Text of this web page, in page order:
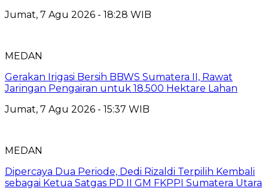
Jumat, 7 Agu 2026 - 18:28 WIB
MEDAN
Gerakan Irigasi Bersih BBWS Sumatera II, Rawat
Jaringan Pengairan untuk 18.500 Hektare Lahan
Jumat, 7 Agu 2026 - 15:37 WIB
MEDAN
Dipercaya Dua Periode, Dedi Rizaldi Terpilih Kembali
sebagai Ketua Satgas PD II GM FKPPI Sumatera Utara